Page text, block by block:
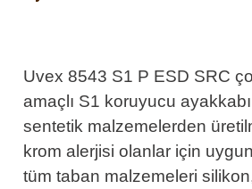
Uvex 8543 S1 P ESD SRC
amaçlı S1 koruyucu ayakkabı
sentetik malzemelerden
krom alerjisi olanlar için
tüm taban malzemeleri